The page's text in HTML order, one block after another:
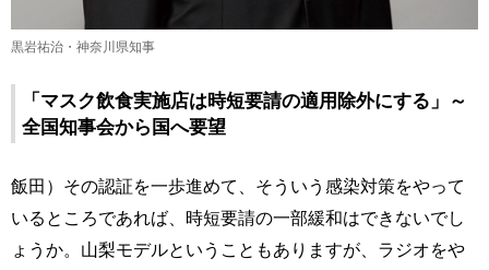
黒岩祐治・神奈川県知事
「マスク飲食実施店は時短要請の適用除外にする」～
全国知事会から国へ要望
飯田）その認証を一歩進めて、そういう感染対策をやって
いるところであれば、時短要請の一部緩和はできないでし
ょうか。山梨モデルということもありますが、ラジオをや